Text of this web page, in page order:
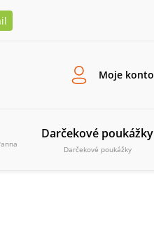
Moje konto
Darčekové poukážky
Darčekové poukážky